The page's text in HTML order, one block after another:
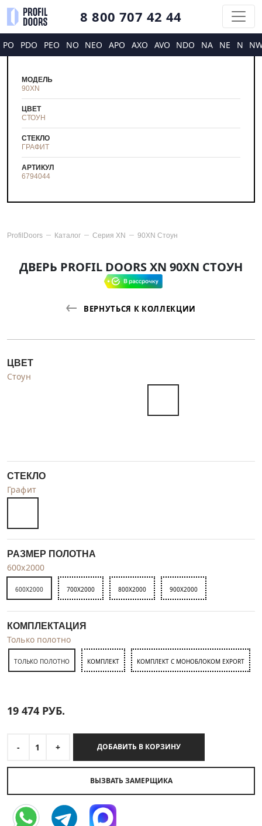
8 800 707 42 44
PO PDO PEO NO NEO APO AXO AVO NDO NA NE N
МОДЕЛЬ
90XN
ЦВЕТ
СТОУН
СТЕКЛО
ГРАФИТ
АРТИКУЛ
6794044
ProfilDoors Каталог Серия XN 90XN Стоун
ДВЕРЬ PROFIL DOORS XN 90XN СТОУН
ВЕРНУТЬСЯ К КОЛЛЕКЦИИ
ЦВЕТ
Стоун
СТЕКЛО
Графит
РАЗМЕР ПОЛОТНА
600x2000
600X2000 700X2000 800X2000 900X2000
КОМПЛЕКТАЦИЯ
Только полотно
ТОЛЬКО ПОЛОТНО КОМПЛЕКТ КОМПЛЕКТ С МОНОБЛОКОМ EXPORT
19 474 РУБ.
- 1 + ДОБАВИТЬ В КОРЗИНУ
ВЫЗВАТЬ ЗАМЕРЩИКА